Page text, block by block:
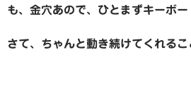
も、金穴あので、ひとまずキーボー
さて、ちゃんと動き続けてくれるこ